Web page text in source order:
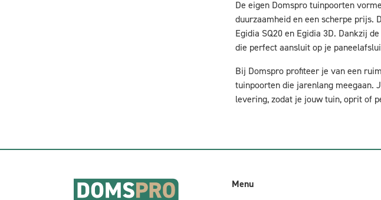
De eigen Domspro tuinpoorten
duurzaamheid en een scherpe prijs.
Egidia SQ20 en Egidia 3D. Dankzij
die perfect aansluit op je
Bij Domspro profiteer je van een
tuinpoorten die jarenlang meegaan.
levering, zodat je jouw tuin, oprit of
Menu